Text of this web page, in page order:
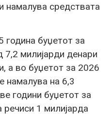
средствата
година буџетот за
7,2 милијарди денари
а во буџетот за 2026
намалува на 6,3
години буџетот за
1 милијарда